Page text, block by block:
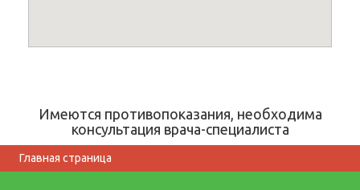
Имеются противопоказания, необходима
консультация врача-специалиста
Главная страница